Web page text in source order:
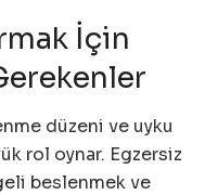
İçin
düzeni ve uyku
rol oynar. Egzersiz
beslenmek ve